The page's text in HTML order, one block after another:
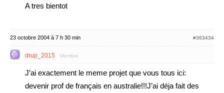
A tres bientot
23 octobre 2004 à 7 h 30 min #363434
drup_2015 Membre
J’ai exactement le meme projet que vous tous ici:
devenir prof de français en australie!!!J’ai déja fait des